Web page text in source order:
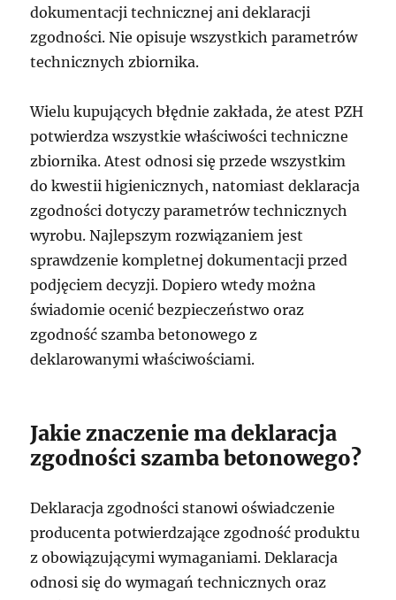
dokumentacji technicznej ani deklaracji
zgodności. Nie opisuje wszystkich parametrów
technicznych zbiornika.
Wielu kupujących błędnie zakłada, że atest PZH
potwierdza wszystkie właściwości techniczne
zbiornika. Atest odnosi się przede wszystkim
do kwestii higienicznych, natomiast deklaracja
zgodności dotyczy parametrów technicznych
wyrobu. Najlepszym rozwiązaniem jest
sprawdzenie kompletnej dokumentacji przed
podjęciem decyzji. Dopiero wtedy można
świadomie ocenić bezpieczeństwo oraz
zgodność szamba betonowego z
deklarowanymi właściwościami.
Jakie znaczenie ma deklaracja
zgodności szamba betonowego?
Deklaracja zgodności stanowi oświadczenie
producenta potwierdzające zgodność produktu
z obowiązującymi wymaganiami. Deklaracja
odnosi się do wymagań technicznych oraz